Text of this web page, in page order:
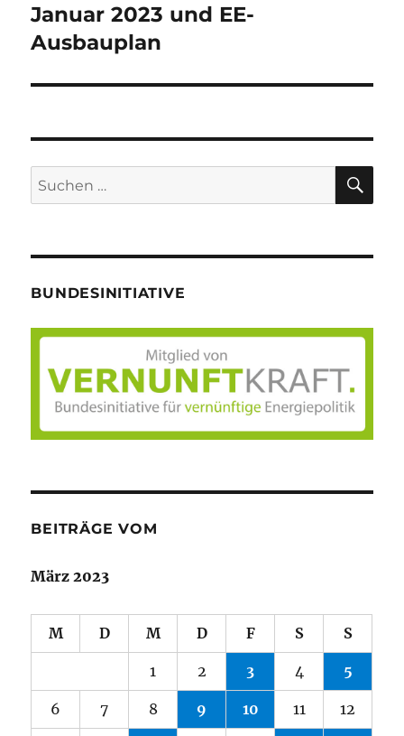
Beitrag:
Januar 2023 und EE-
Ausbauplan
Suche
nach:
BUNDESINITIATIVE
BEITRÄGE VOM
März 2023
M D M D F S S
1 2 3 4 5
6 7 8 9 10 11 12